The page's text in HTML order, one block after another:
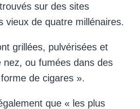
sur des sites
vieux de quatre millénaires.
grillées, pulvérisées et
nez, ou fumées dans des
de cigares ».
que « les plus